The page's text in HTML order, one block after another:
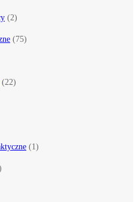
(2)
(75)
(22)
(1)